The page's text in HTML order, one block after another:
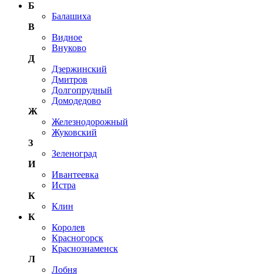
Б
Балашиха
В
Видное
Внуково
Д
Дзержинский
Дмитров
Долгопрудный
Домодедово
Ж
Железнодорожный
Жуковский
З
Зеленоград
И
Ивантеевка
Истра
К
Клин
К
Королев
Красногорск
Краснознаменск
Л
Лобня